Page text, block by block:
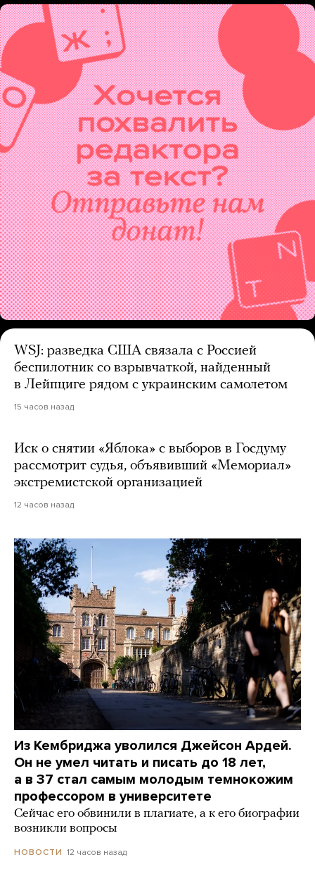
WSJ: разведка США связала с Россией
беспилотник со взрывчаткой, найденный
в Лейпциге рядом с украинским самолетом
15 часов назад
Иск о снятии «Яблока» с выборов в Госдуму
рассмотрит судья, объявивший «Мемориал»
экстремистской организацией
12 часов назад
Из Кембриджа уволился Джейсон Ардей.
Он не умел читать и писать до 18 лет,
а в 37 стал самым молодым темнокожим
профессором в университете
Сейчас его обвинили в плагиате, а к его биографии
возникли вопросы
НОВОСТИ 12 часов назад